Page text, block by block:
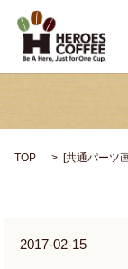
TOP [共通パーツ
2017-02-15